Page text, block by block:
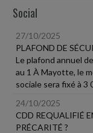
Social
27/10/2025
PLAFOND DE
Le plafond annuel
au 1 À Mayotte, le
sociale sera fixé à 3
24/10/2025
CDD REQUALIFIÉ
PRÉCARITÉ ?